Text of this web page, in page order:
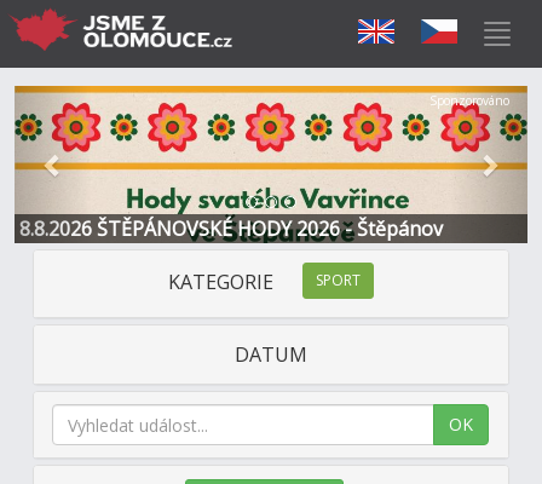
8.8.2026 ŠTĚPÁNOVSKÉ HODY 2026 - Štěpánov
Předchozí Další
Sponzorováno
KATEGORIE SPORT
DATUM
OK